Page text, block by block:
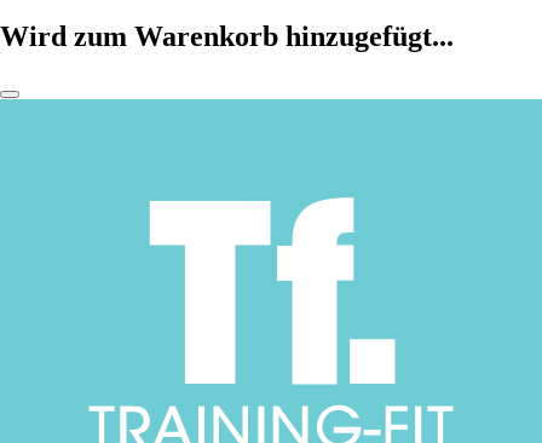
Wird zum Warenkorb hinzugefügt...